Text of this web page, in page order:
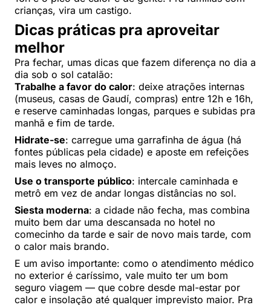
crianças, vira um castigo.
Dicas práticas pra aproveitar
melhor
Pra fechar, umas dicas que fazem diferença no dia a
dia sob o sol catalão:
Trabalhe a favor do calor: deixe atrações internas
(museus, casas de Gaudí, compras) entre 12h e 16h,
e reserve caminhadas longas, parques e subidas pra
manhã e fim de tarde.
Hidrate-se: carregue uma garrafinha de água (há
fontes públicas pela cidade) e aposte em refeições
mais leves no almoço.
Use o transporte público: intercale caminhada e
metrô em vez de andar longas distâncias no sol.
Siesta moderna: a cidade não fecha, mas combina
muito bem dar uma descansada no hotel no
comecinho da tarde e sair de novo mais tarde, com
o calor mais brando.
E um aviso importante: como o atendimento médico
no exterior é caríssimo, vale muito ter um bom
seguro viagem — que cobre desde mal-estar por
calor e insolação até qualquer imprevisto maior. Pra